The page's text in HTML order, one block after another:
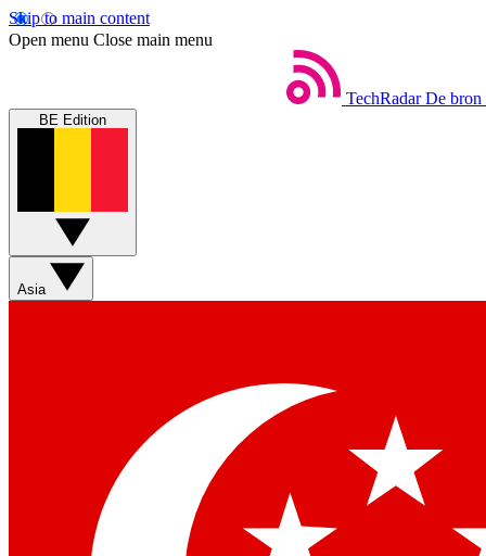
Skip to main content
Open menu Close main menu
TechRadar De bron
BE Edition
Asia